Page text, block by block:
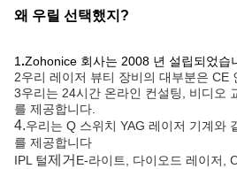
왜 우릴 선택했지?
1 .Zohonice 회사는 2008 년 설립되었습
2우리 레이저 뷰티 장비의 대부분은 CE
3우리는 24시간 온라인 컨설팅, 비디오
를 제공합니다.
4.우리는 Q 스위치 YAG 레이저 기계와
를 제공합니다
IPL 털제거 E-라이트, 다이오드 레이저,